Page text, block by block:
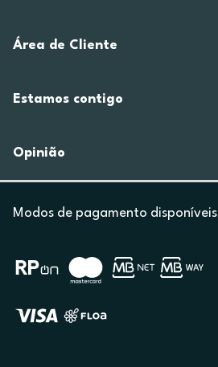
Área de Cliente
Estamos contigo
Opinião
Modos de pagamento disponíveis